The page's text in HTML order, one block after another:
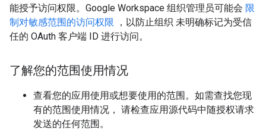
能授予访问权限。Google Workspace 组织管理员可能会 限
制对敏感范围的访问权限 ，以防止组织 未明确标记为受信
任的 OAuth 客户端 ID 进行访问。
了解您的范围使用情况
查看您的应用使用或想要使用的范围。如需查找您现
有的范围使用情况， 请检查应用源代码中随授权请求
发送的任何范围。